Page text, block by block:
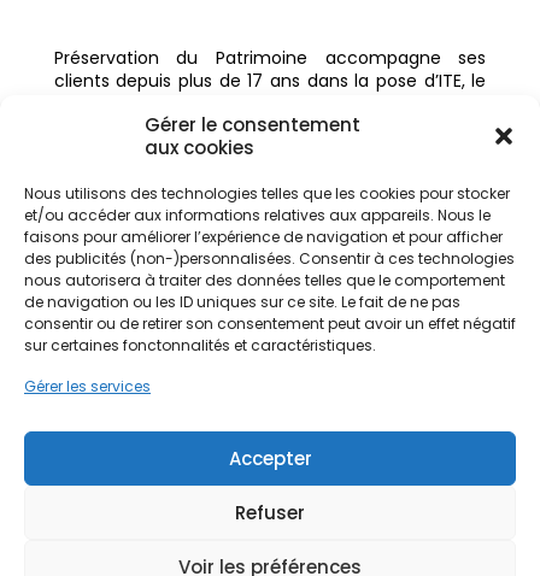
Gérer le consentement
aux cookies
Nous utilisons des technologies telles que les cookies pour stocker
et/ou accéder aux informations relatives aux appareils. Nous le
faisons pour améliorer l’expérience de navigation et pour afficher
des publicités (non-)personnalisées. Consentir à ces technologies
nous autorisera à traiter des données telles que le comportement
de navigation ou les ID uniques sur ce site. Le fait de ne pas
consentir ou de retirer son consentement peut avoir un effet négatif
sur certaines fonctonnalités et caractéristiques.
Gérer les services
Accepter
Refuser
Voir les préférences
Préservation du Patrimoine accompagne ses
clients depuis plus de 17 ans dans la pose d’ITE, le
façade et la rénovation énergétique.
Nos experts maîtrisent les techniques de pose
(enduit ou bardage, sous enduit, parement, etc.).
Et vous conseillent sur les matériaux isolants les
plus adaptés (de la laine minérale au PVC en
passant par le polystyrène ou la fibre de bois).
FAQ
Comment nettoyer une
isolation thermique par
l’extérieur (ITE) ?
l’extérieur dépend du revêtement de façade